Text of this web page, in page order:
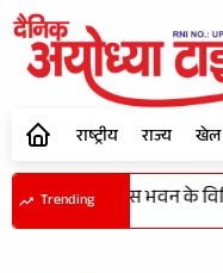
राष्ट्रीय राज्य खेल
Trending
एवं विकास भवन के